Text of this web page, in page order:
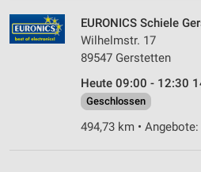
EURONICS Schiele
Wilhelmstr. 17
89547 Gerstetten
Heute 09:00 - 12:30
Geschlossen
494,73 km •
Nicht-IAB-Verarbeitungszwecke:
Performance